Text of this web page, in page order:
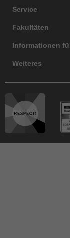
Service
Fakultäten
Informationen
Weiteres